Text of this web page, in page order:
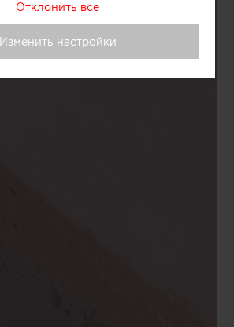
Отклонить все
Изменить настройки